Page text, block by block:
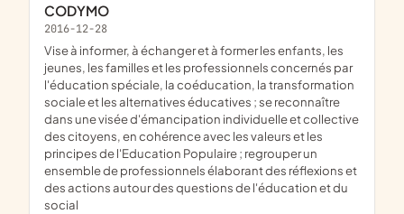
CODYMO
2016-12-28
vise à informer, à échanger et à former les enfants, les
jeunes, les familles et les professionnels concernés par
l'éducation spéciale, la coéducation, la transformation
sociale et les alternatives éducatives ; se reconnaître
dans une visée d'émancipation individuelle et collective
des citoyens, en cohérence avec les valeurs et les
principes de l'Education Populaire ; regrouper un
ensemble de professionnels élaborant des réflexions et
des actions autour des questions de l'éducation et du
social